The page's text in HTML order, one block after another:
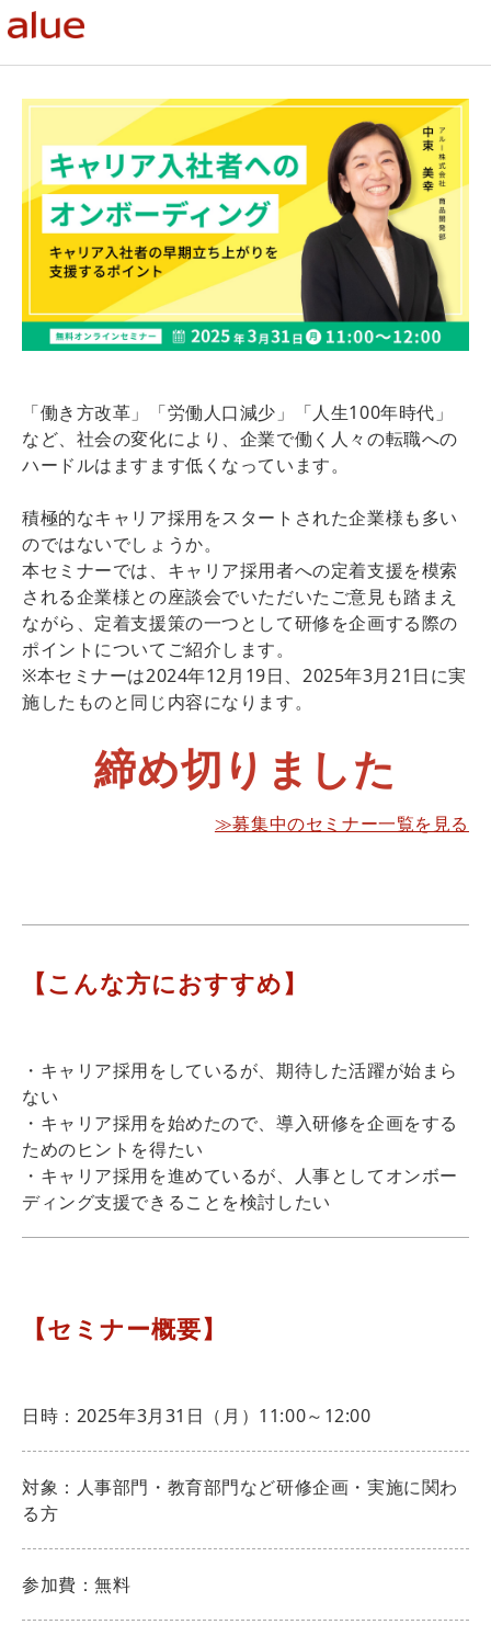
「働き方改革」「労働人口減少」「人生100年時代」
など、社会の変化により、企業で働く人々の転職への
ハードルはますます低くなっています。
積極的なキャリア採用をスタートされた企業様も多い
のではないでしょうか。
本セミナーでは、キャリア採用者への定着支援を模索
される企業様との座談会でいただいたご意見も踏まえ
ながら、定着支援策の一つとして研修を企画する際の
ポイントについてご紹介します。
※本セミナーは2024年12月19日、2025年3月21日に実
施したものと同じ内容になります。
締め切りました
≫募集中のセミナー一覧を見る
【こんな方におすすめ】
・キャリア採用をしているが、期待した活躍が始まら
ない
・キャリア採用を始めたので、導入研修を企画をする
ためのヒントを得たい
・キャリア採用を進めているが、人事としてオンボー
ディング支援できることを検討したい
【セミナー概要】
日時：2025年3月31日（月）11:00～12:00
対象：人事部門・教育部門など研修企画・実施に関わ
る方
参加費：無料